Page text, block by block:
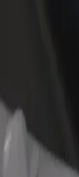
pro svou cestu.
aplikaci